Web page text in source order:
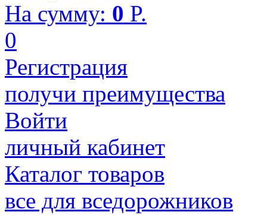
На сумму: 0 P.
0
Регистрация
получи преимущества
Войти
личный кабинет
Каталог товаров
все для вседорожников